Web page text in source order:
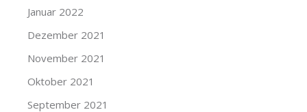
Januar 2022
Dezember 2021
November 2021
Oktober 2021
September 2021